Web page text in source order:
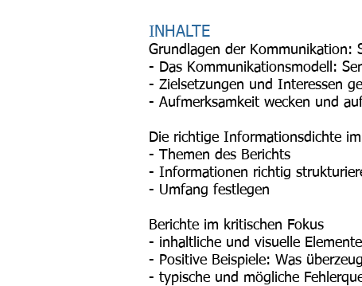
INHALTE
Grundlagen der Kommunikation:
- Das Kommunikationsmodell:
- Zielsetzungen und Interessen
- Aufmerksamkeit wecken und
Die richtige Informationsdichte
- Themen des Berichts
- Informationen richtig
- Umfang festlegen
Berichte im kritischen Fokus
- inhaltliche und visuelle
- Positive Beispiele: Was
- typische und mögliche